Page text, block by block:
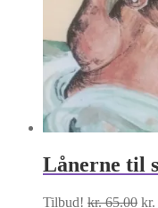
Lånerne til
Tilbud! kr.65.00 kr.